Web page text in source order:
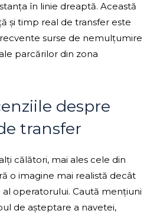
în linie dreaptă. Această
și timp real de transfer este
surse de nemulțumire
parcărilor din zona
despre
transfer
călători, mai ales cele din
o imagine mai realistă decât
operatorului. Caută mențiuni
de așteptare a navetei,